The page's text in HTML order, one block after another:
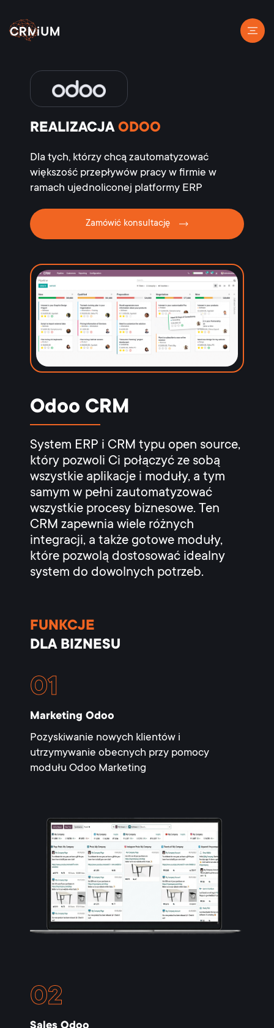
REALIZACJAODOO
Dla tych, którzy chcą zautomatyzować
większość przepływów pracy w firmie w
ramach ujednoliconej platformy ERP
Zamówić konsultację
Odoo CRM
System ERP i CRM typu open source,
który pozwoli Ci połączyć ze sobą
wszystkie aplikacje i moduły, a tym
samym w pełni zautomatyzować
wszystkie procesy biznesowe. Ten
CRM zapewnia wiele różnych
integracji, a także gotowe moduły,
które pozwolą dostosować idealny
system do dowolnych potrzeb.
FUNKCJE
DLA BIZNESU
Marketing Odoo
Pozyskiwanie nowych klientów i
utrzymywanie obecnych przy pomocy
modułu Odoo Marketing